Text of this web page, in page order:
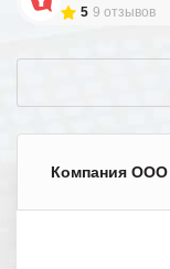
5 9 отзывов
Компания ООО